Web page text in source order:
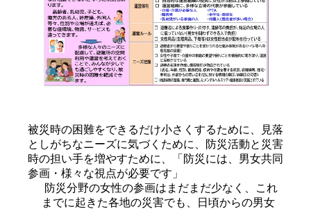
被災時の困難をできるだけ小さくするために、見落
としがちなニーズに気づくために、防災活動と災害
時の担い手を増やすために、「防災には、男女共同
参画・様々な視点が必要です」
までに起きた各地の災害でも、日頃からの男女